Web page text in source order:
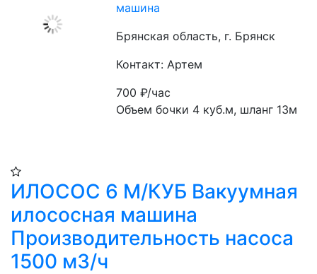
машина
Брянская область, г. Брянск
Контакт: Артем
700₽/час
Объем бочки 4 куб.м, шланг 13м
ИЛОСОС 6 М/КУБ Вакуумная
илососная машина
Производительность насоса
1500 м3/ч